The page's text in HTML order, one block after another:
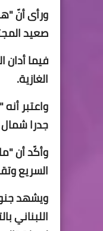
ورأى أنّ
صعيد
فيما أدان
الغازية.
واعتبر
جدرا
وأكّد أن
السريع
اللبناني